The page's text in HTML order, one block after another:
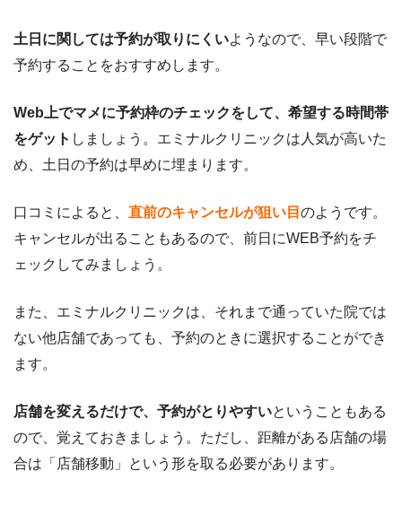
土日に関しては予約が取りにくいようなので、早い段階で
予約することをおすすめします。
Web上でマメに予約枠のチェックをして、希望する時間帯
をゲット しましょう。 エミナルクリニックは人気が高いた
め、土日の予約は早めに埋まります。
口コミによると、 直前のキャンセルが狙い目 のようです。
キャンセルが出ることもあるので、前日にWEB予約をチ
ェックしてみましょう。
また、エミナルクリニックは、それまで通っていた院では
ない他店舗であっても、予約のときに選択することができ
ます。
店舗を変えるだけで、予約がとりやすいということもある
ので、覚えておきましょう。ただし、距離がある店舗の場
合は「店舗移動」という形を取る必要があります。